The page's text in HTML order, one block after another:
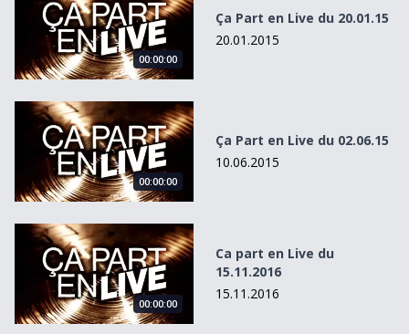
00:00:00
Ça Part en Live du 20.01.15
20.01.2015
Ça Part en Live du 02.06.15
00:00:00
Ça Part en Live du 02.06.15
10.06.2015
Ca part en Live du 15.11.2016
00:00:00
Ca part en Live du
15.11.2016
15.11.2016